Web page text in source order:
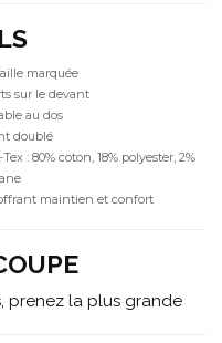
marquée
sur le devant
au dos
doublé
: 80% coton, 18% polyester, 2%
maintien et confort
prenez la plus grande